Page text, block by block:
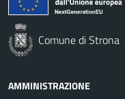
Comune di Strona
AMMINISTRAZIONE